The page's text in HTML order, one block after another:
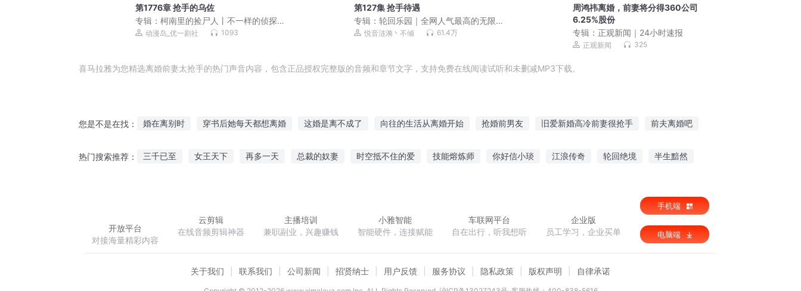
第1776章 抢手的乌佐
专辑： 柯南里的捡尸人丨不一样的侦探
故事动漫岛_优一剧社 1093
第127集 抢手待遇
专辑：轮回乐园｜全网人气最高的无限
流 悦音涟漪丶不倾 61.4万
周鸿祎离婚，前妻将分得360公司
6.25%股份
专辑： 正观新闻｜24小时速报
正观新闻 325
喜马拉雅为您精选离婚前妻太抢手的热门声音内容，包含正品授权完整版的音频和章节文字，支持免费在线阅读试听和未删减MP3下载。
您是不是在找： 婚在离别时 穿书后她每天都想离婚 这婚是离不成了 向往的生活从离婚开始 抢婚前男友 旧爱新婚高冷前妻很抢手 前夫离婚吧
热门搜索推荐： 三千已至 女王天下 再多一天 总裁的奴妻 时空抵不住的爱 技能熔炼师 你好信小琰 江浪传奇 轮回绝境 半生黯然
开放平台
对接海量精彩内容
云剪辑
在线音频剪辑神器
主播培训
兼职副业，兴趣赚钱
小雅智能
智能硬件，连接赋能
车联网平台
自在出行，听我想听
企业版
员工学习，企业买单
手机端
电脑端
关于我们 联系我们 公司新闻 招贤纳士 用户反馈 服务协议 隐私政策 版权声明 自律承诺